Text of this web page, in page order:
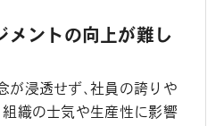
メントの向上が難し
が浸透せず、社員の誇りや
組織の士気や生産性に影響